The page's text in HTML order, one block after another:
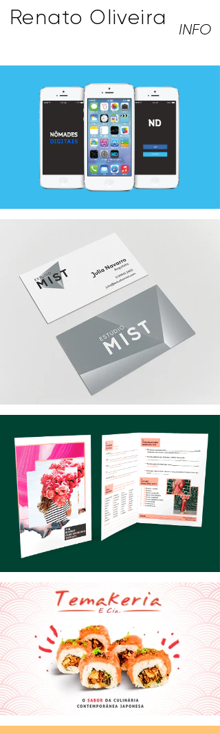
Renato Oliveira
INFO